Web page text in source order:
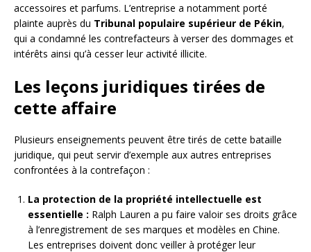
accessoires et parfums. L’entreprise a notamment porté
plainte auprès du Tribunal populaire supérieur de Pékin,
qui a condamné les contrefacteurs à verser des dommages et
intérêts ainsi qu’à cesser leur activité illicite.
Les leçons juridiques tirées de
cette affaire
Plusieurs enseignements peuvent être tirés de cette bataille
juridique, qui peut servir d’exemple aux autres entreprises
confrontées à la contrefaçon :
La protection de la propriété intellectuelle est
essentielle : Ralph Lauren a pu faire valoir ses droits grâce
à l’enregistrement de ses marques et modèles en Chine.
Les entreprises doivent donc veiller à protéger leur